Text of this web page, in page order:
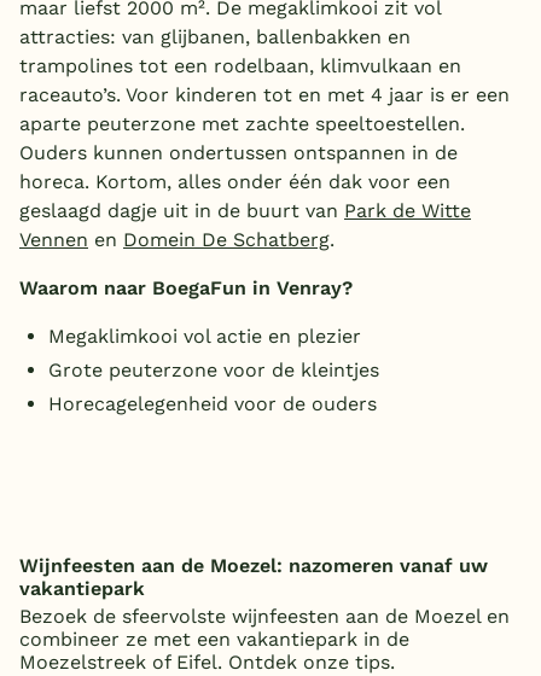
maar liefst 2000 m². De megaklimkooi zit vol
attracties: van glijbanen, ballenbakken en
trampolines tot een rodelbaan, klimvulkaan en
raceauto’s. Voor kinderen tot en met 4 jaar is er een
aparte peuterzone met zachte speeltoestellen.
Ouders kunnen ondertussen ontspannen in de
horeca. Kortom, alles onder één dak voor een
geslaagd dagje uit in de buurt van Park de Witte
Vennen en Domein De Schatberg.
Waarom naar BoegaFun in Venray?
Megaklimkooi vol actie en plezier
Grote peuterzone voor de kleintjes
Horecagelegenheid voor de ouders
Wijnfeesten aan de Moezel: nazomeren vanaf uw
vakantiepark
Bezoek de sfeervolste wijnfeesten aan de Moezel en
combineer ze met een vakantiepark in de
Moezelstreek of Eifel. Ontdek onze tips.